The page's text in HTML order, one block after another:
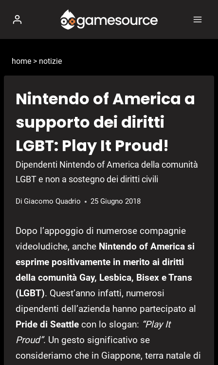
contenuto
home > notizie
Nintendo of America a
supporto dei diritti
LGBT: Play It Proud!
Dipendenti Nintendo of America della comunità
LGBT e non a sostegno dei diritti civili
Di Giacomo Quadrio 25 Giugno 2018
Dopo l’appoggio di numerose compagnie
videoludiche, anche Nintendo of America si
esprime positivamente in merito ai diritti
della comunità Gay, Lesbica, Bisex e Trans
(LGBT). Quest’anno infatti, numerosi
dipendenti dell’azienda hanno partecipato al
Pride di Seattle con lo slogan: “Play It
Proud”. Un gesto significativo se
consideriamo che in Giappone, terra natale di